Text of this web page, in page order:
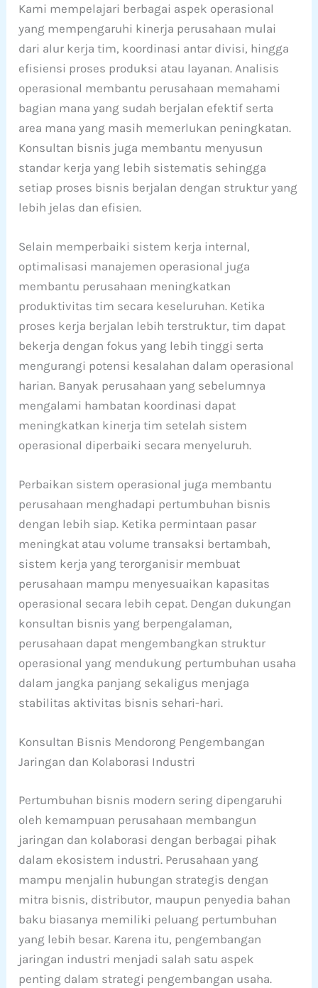
Kami mempelajari berbagai aspek operasional
yang mempengaruhi kinerja perusahaan mulai
dari alur kerja tim, koordinasi antar divisi, hingga
efisiensi proses produksi atau layanan. Analisis
operasional membantu perusahaan memahami
bagian mana yang sudah berjalan efektif serta
area mana yang masih memerlukan peningkatan.
Konsultan bisnis juga membantu menyusun
standar kerja yang lebih sistematis sehingga
setiap proses bisnis berjalan dengan struktur yang
lebih jelas dan efisien.
Selain memperbaiki sistem kerja internal,
optimalisasi manajemen operasional juga
membantu perusahaan meningkatkan
produktivitas tim secara keseluruhan. Ketika
proses kerja berjalan lebih terstruktur, tim dapat
bekerja dengan fokus yang lebih tinggi serta
mengurangi potensi kesalahan dalam operasional
harian. Banyak perusahaan yang sebelumnya
mengalami hambatan koordinasi dapat
meningkatkan kinerja tim setelah sistem
operasional diperbaiki secara menyeluruh.
Perbaikan sistem operasional juga membantu
perusahaan menghadapi pertumbuhan bisnis
dengan lebih siap. Ketika permintaan pasar
meningkat atau volume transaksi bertambah,
sistem kerja yang terorganisir membuat
perusahaan mampu menyesuaikan kapasitas
operasional secara lebih cepat. Dengan dukungan
konsultan bisnis yang berpengalaman,
perusahaan dapat mengembangkan struktur
operasional yang mendukung pertumbuhan usaha
dalam jangka panjang sekaligus menjaga
stabilitas aktivitas bisnis sehari-hari.
Konsultan Bisnis Mendorong Pengembangan
Jaringan dan Kolaborasi Industri
Pertumbuhan bisnis modern sering dipengaruhi
oleh kemampuan perusahaan membangun
jaringan dan kolaborasi dengan berbagai pihak
dalam ekosistem industri. Perusahaan yang
mampu menjalin hubungan strategis dengan
mitra bisnis, distributor, maupun penyedia bahan
baku biasanya memiliki peluang pertumbuhan
yang lebih besar. Karena itu, pengembangan
jaringan industri menjadi salah satu aspek
penting dalam strategi pengembangan usaha.